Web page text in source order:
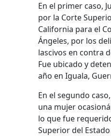
En el primer caso,
por la Corte
California para el
Ángeles, por los
lascivos en contra
Fue ubicado y
año en Iguala,
En el segundo caso,
una mujer
lo que fue
Superior del